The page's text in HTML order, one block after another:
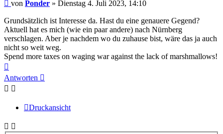
von Ponder » Dienstag 4. Juli 2023, 14:10
Grundsätzlich ist Interesse da. Hast du eine genauere Gegend?
Aktuell hat es mich (wie ein paar andere) nach Nürnberg
verschlagen. Aber je nachdem wo du zuhause bist, wäre das ja auch
nicht so weit weg.
Spend more taxes on waging war against the lack of marshmallows!
oben
Antworten
Druckansicht